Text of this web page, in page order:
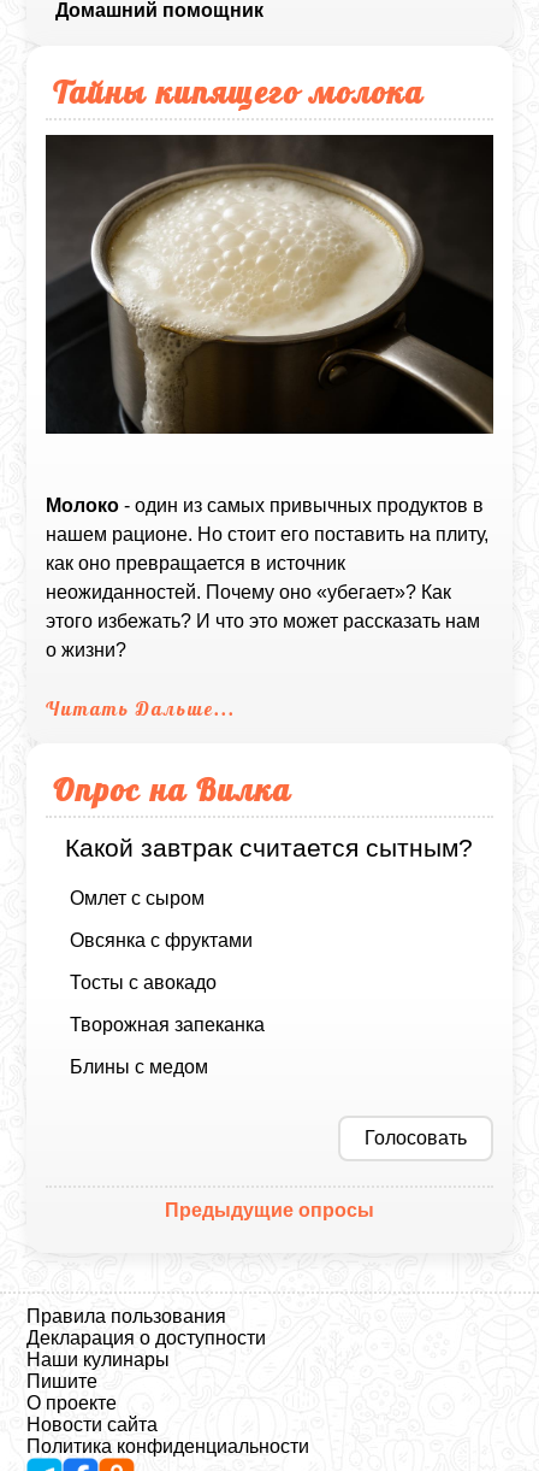
Домашний помощник
Тайны кипящего молока
Молоко - один из самых привычных продуктов в
нашем рационе. Но стоит его поставить на плиту,
как оно превращается в источник
неожиданностей. Почему оно «убегает»? Как
этого избежать? И что это может рассказать нам
о жизни?
Читать Дальше...
Опрос на Вилка
Какой завтрак считается сытным?
Омлет с сыром
Овсянка с фруктами
Тосты с авокадо
Творожная запеканка
Блины с медом
Голосовать
Предыдущие опросы
Правила пользования
Декларация о доступности
Наши кулинары
Пишите
О проекте
Новости сайта
Политика конфиденциальности